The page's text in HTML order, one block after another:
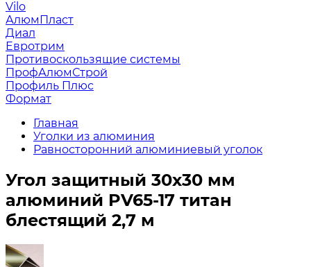
Vilo
АлюмПласт
Диал
Евротрим
Противоскользящие системы
ПрофАлюмСтрой
Профиль Плюс
Формат
Главная
Уголки из алюминия
Равносторонний алюминиевый уголок
Угол защитный 30х30 мм
алюминий PV65-17 титан
блестящий 2,7 м